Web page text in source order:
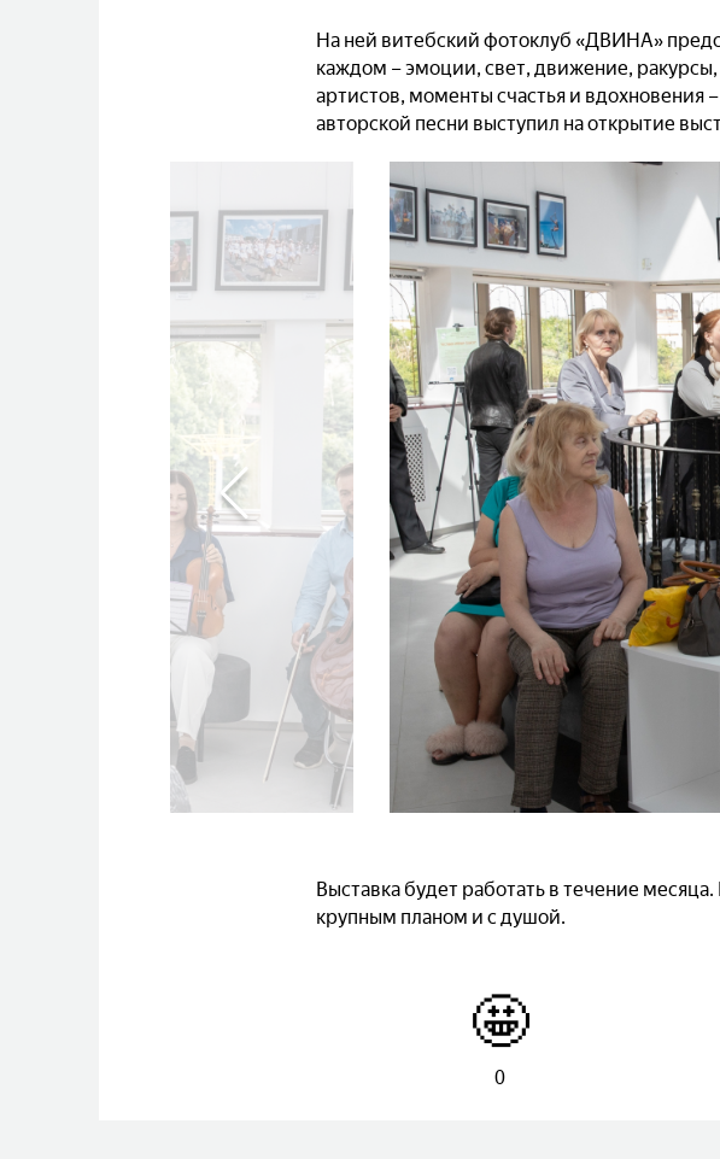
На ней витебский фотоклуб «ДВИНА»
каждом – эмоции, свет, движение,
артистов, моменты счастья и вдохновения
авторской песни выступил на открытие
Выставка будет работать в течение
крупным планом и с душой.
🤩
0